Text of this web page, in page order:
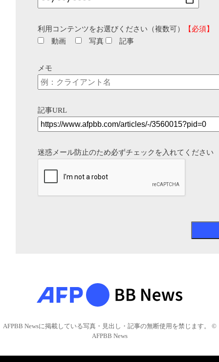
利用コンテンツをお選びください（複数可）
【必須】
動画
写真 記事
メモ
記事URL
迷惑メール防止のため必ずチェックを入れてください
AFPBB Newsに掲載している写真・見出し・記事の無断使用を禁じます。 ©
AFPBB News